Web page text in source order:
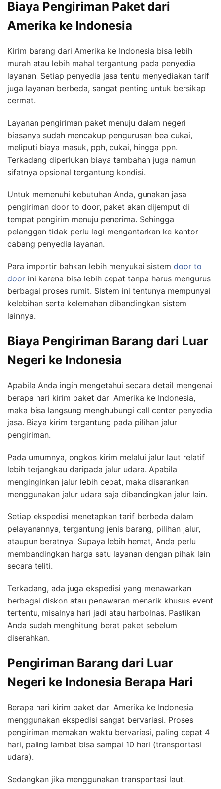
Biaya Pengiriman Paket dari
Amerika ke Indonesia
Kirim barang dari Amerika ke Indonesia bisa lebih
murah atau lebih mahal tergantung pada penyedia
layanan. Setiap penyedia jasa tentu menyediakan tarif
juga layanan berbeda, sangat penting untuk bersikap
cermat.
Layanan pengiriman paket menuju dalam negeri
biasanya sudah mencakup pengurusan bea cukai,
meliputi biaya masuk, pph, cukai, hingga ppn.
Terkadang diperlukan biaya tambahan juga namun
sifatnya opsional tergantung kondisi.
Untuk memenuhi kebutuhan Anda, gunakan jasa
pengiriman door to door, paket akan dijemput di
tempat pengirim menuju penerima. Sehingga
pelanggan tidak perlu lagi mengantarkan ke kantor
cabang penyedia layanan.
Para importir bahkan lebih menyukai sistem door to
door ini karena bisa lebih cepat tanpa harus mengurus
berbagai proses rumit. Sistem ini tentunya mempunyai
kelebihan serta kelemahan dibandingkan sistem
lainnya.
Biaya Pengiriman Barang dari Luar
Negeri ke Indonesia
Apabila Anda ingin mengetahui secara detail mengenai
berapa hari kirim paket dari Amerika ke Indonesia,
maka bisa langsung menghubungi call center penyedia
jasa. Biaya kirim tergantung pada pilihan jalur
pengiriman.
Pada umumnya, ongkos kirim melalui jalur laut relatif
lebih terjangkau daripada jalur udara. Apabila
menginginkan jalur lebih cepat, maka disarankan
menggunakan jalur udara saja dibandingkan jalur lain.
Setiap ekspedisi menetapkan tarif berbeda dalam
pelayanannya, tergantung jenis barang, pilihan jalur,
ataupun beratnya. Supaya lebih hemat, Anda perlu
membandingkan harga satu layanan dengan pihak lain
secara teliti.
Terkadang, ada juga ekspedisi yang menawarkan
berbagai diskon atau penawaran menarik khusus event
tertentu, misalnya hari jadi atau harbolnas. Pastikan
Anda sudah menghitung berat paket sebelum
diserahkan.
Pengiriman Barang dari Luar
Negeri ke Indonesia Berapa Hari
Berapa hari kirim paket dari Amerika ke Indonesia
menggunakan ekspedisi sangat bervariasi. Proses
pengiriman memakan waktu bervariasi, paling cepat 4
hari, paling lambat bisa sampai 10 hari (transportasi
udara).
Sedangkan jika menggunakan transportasi laut,